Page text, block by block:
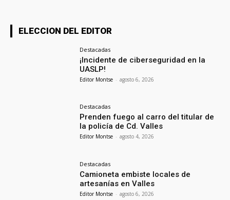
ELECCION DEL EDITOR
Destacadas
¡Incidente de ciberseguridad en la
UASLP!
Editor Montse - agosto 6, 2026
Destacadas
Prenden fuego al carro del titular de
la policía de Cd. Valles
Editor Montse - agosto 4, 2026
Destacadas
Camioneta embiste locales de
artesanías en Valles
Editor Montse - agosto 6, 2026